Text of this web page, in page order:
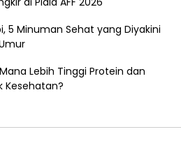
5 Minuman Sehat yang Diyakini
Lebih Tinggi Protein dan
Kesehatan?